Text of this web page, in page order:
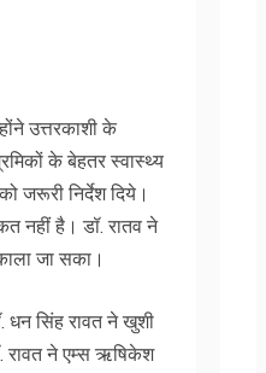
उत्तरकाशी के
के बेहतर स्वास्थ्य
जरूरी निर्देश दिये।
नहीं है। डॉ. रातव ने
जा सका।
धन सिंह रावत ने खुशी
रावत ने एम्स ऋषिकेश